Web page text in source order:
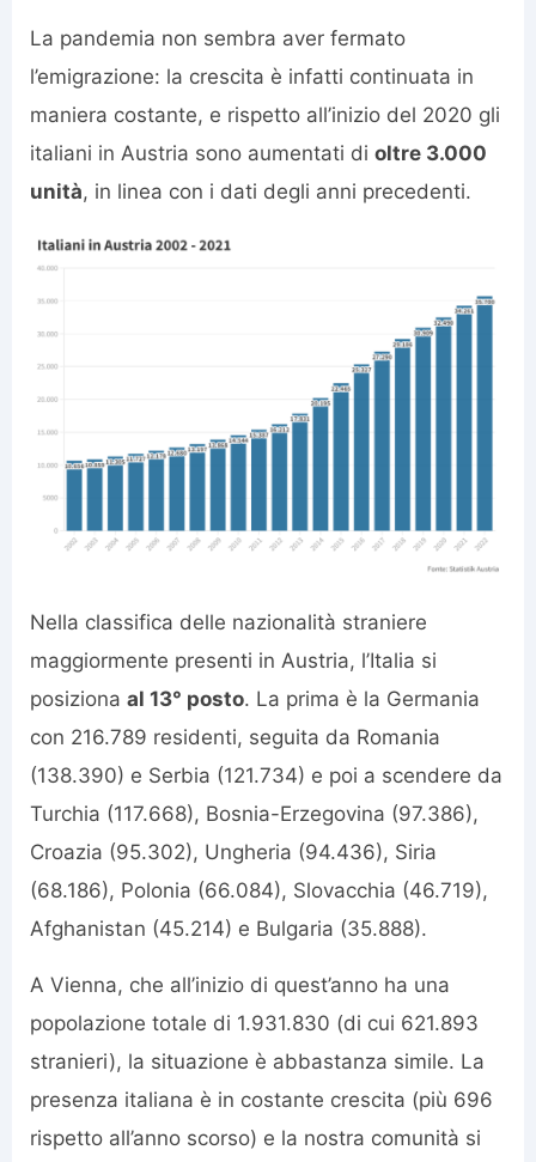
La pandemia non sembra aver fermato
l’emigrazione: la crescita è infatti continuata in
maniera costante, e rispetto all’inizio del 2020 gli
italiani in Austria sono aumentati di oltre 3.000
unità, in linea con i dati degli anni precedenti.
Nella classifica delle nazionalità straniere
maggiormente presenti in Austria, l’Italia si
posiziona al 13° posto. La prima è la Germania
con 216.789 residenti, seguita da Romania
(138.390) e Serbia (121.734) e poi a scendere da
Turchia (117.668), Bosnia-Erzegovina (97.386),
Croazia (95.302), Ungheria (94.436), Siria
(68.186), Polonia (66.084), Slovacchia (46.719),
Afghanistan (45.214) e Bulgaria (35.888).
A Vienna, che all’inizio di quest’anno ha una
popolazione totale di 1.931.830 (di cui 621.893
stranieri), la situazione è abbastanza simile. La
presenza italiana è in costante crescita (più 696
rispetto all’anno scorso) e la nostra comunità si